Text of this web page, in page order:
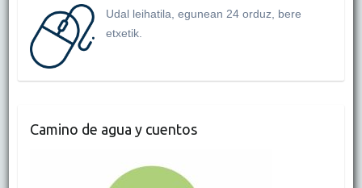
Udal leihatila, egunean 24 orduz, bere
etxetik.
Camino de agua y cuentos